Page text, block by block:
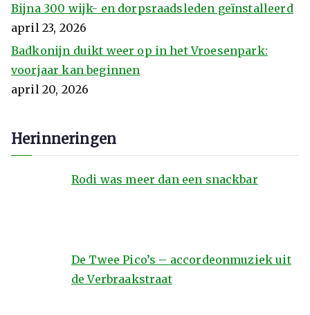
Bijna 300 wijk- en dorpsraadsleden geïnstalleerd
april 23, 2026
Badkonijn duikt weer op in het Vroesenpark:
voorjaar kan beginnen
april 20, 2026
Herinneringen
Rodi was meer dan een snackbar
De Twee Pico’s – accordeonmuziek uit
de Verbraakstraat